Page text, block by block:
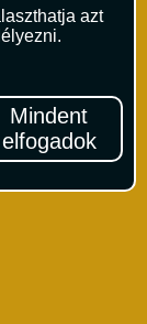
azt
Mindent
elfogadok
utazási